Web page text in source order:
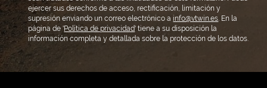
ejercer sus derechos de acceso, rectificación, limitación y
supresión enviando un correo electrónico a info@vtwin.es. En la
página de 'Política de privacidad' tiene a su disposición la
información completa y detallada sobre la protección de los datos.